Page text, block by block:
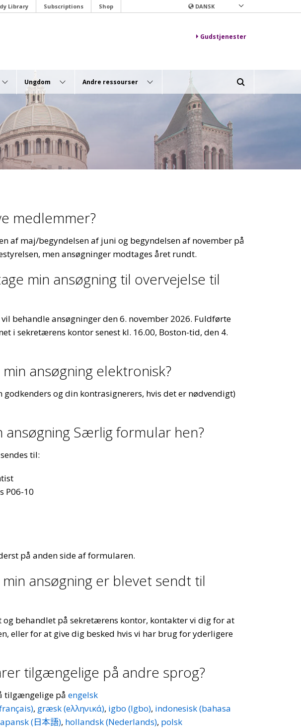
Library Subscriptions Shop DANSK
Gudstjenester
Ungdom Andre ressourser
medlemmer?
af maj/begyndelsen af juni og begyndelsen af november på
men ansøgninger modtages året rundt.
min ansøgning til overvejelse til
behandle ansøgninger den 6. november 2026. Fuldførte
i sekretærens kontor senest kl. 16.00, Boston-tid, den 4.
ansøgning elektronisk?
og din kontrasignerers, hvis det er nødvendigt)
ansøgning Særlig formular hen?
til:
P06-10
på anden side af formularen.
ansøgning er blevet sendt til
behandlet på sekretærens kontor, kontakter vi dig for at
eller for at give dig besked hvis vi har brug for yderligere
tilgængelige på andre sprog?
tilgængelige på engelsk
, græsk​ (eλληνικά), igbo (Igbo), indonesisk (bahasa
(日本語), hollandsk (Nederlands), polsk